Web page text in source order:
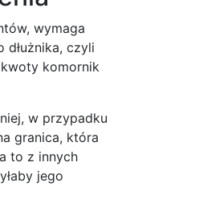
wymaga
czyli
komornik
w przypadku
granica, która
to z innych
jego